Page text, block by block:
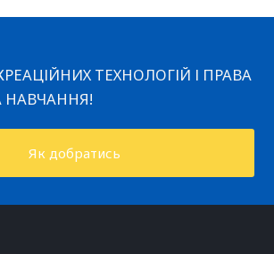
ТЕХНОЛОГІЙ І ПРАВА
НАВЧАННЯ!
Як добратись